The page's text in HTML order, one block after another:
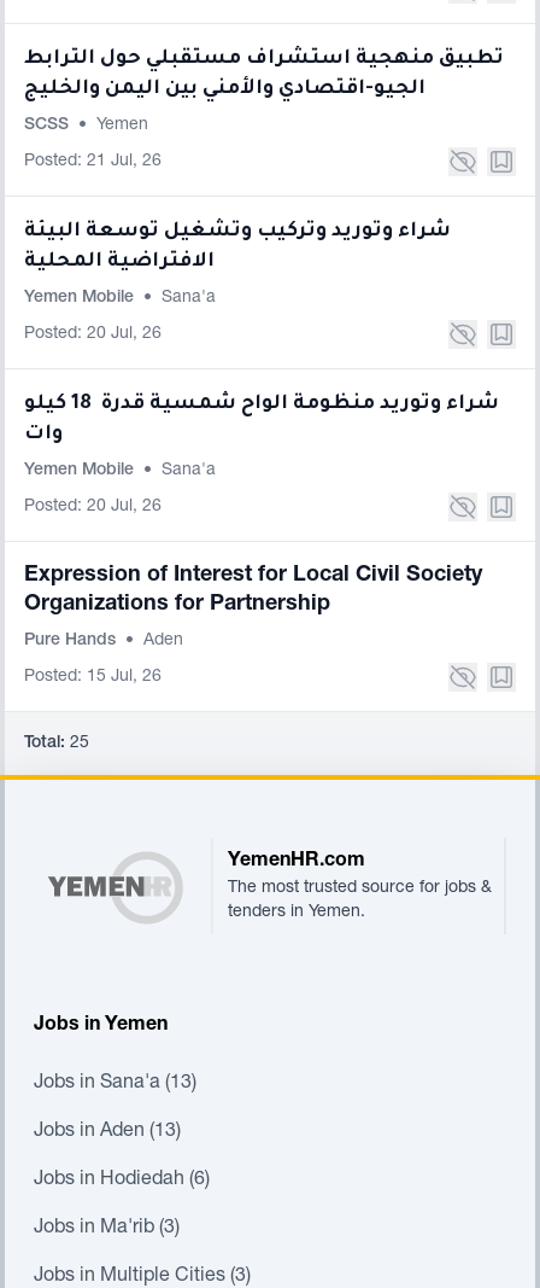
تطبيق منهجية استشراف مستقبلي حول الترابط
الجيو-اقتصادي والأمني بين اليمن والخليج
SCSS • Yemen
Posted: 21 Jul, 26
شراء وتوريد وتركيب وتشغيل توسعة البيئة
الافتراضية المحلية
Yemen Mobile • Sana'a
Posted: 20 Jul, 26
شراء وتوريد منظومة الواح شمسية قدرة 18 كيلو
وات
Yemen Mobile • Sana'a
Posted: 20 Jul, 26
Expression of Interest for Local Civil Society
Organizations for Partnership
Pure Hands • Aden
Posted: 15 Jul, 26
Total: 25
YemenHR.com
The most trusted source for jobs &
tenders in Yemen.
Jobs in Yemen
Jobs in Sana'a (13)
Jobs in Aden (13)
Jobs in Hodiedah (6)
Jobs in Ma'rib (3)
Jobs in Multiple Cities (3)